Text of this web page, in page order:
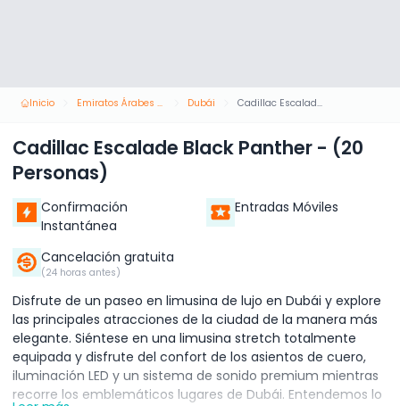
Inicio Emiratos Árabes Unidos Dubái Cadillac Escalade Black Panther - (20 Personas)
Cadillac Escalade Black Panther - (20
Personas)
Confirmación
Instantánea
Entradas Móviles
Cancelación gratuita
(24 horas antes)
Disfrute de un paseo en limusina de lujo en Dubái y explore
las principales atracciones de la ciudad de la manera más
elegante. Siéntese en una limusina stretch totalmente
equipada y disfrute del confort de los asientos de cuero,
iluminación LED y un sistema de sonido premium mientras
recorre los emblemáticos lugares de Dubái. Entendemos lo